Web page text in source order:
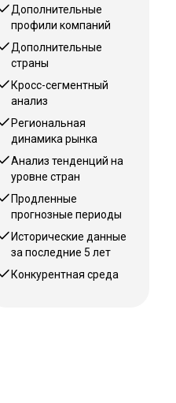
Дополнительные
профили компаний
Дополнительные
страны
Кросс-сегментный
анализ
Региональная
динамика рынка
Анализ тенденций на
уровне стран
Продленные
прогнозные периоды
Исторические данные
за последние 5 лет
Конкурентная среда